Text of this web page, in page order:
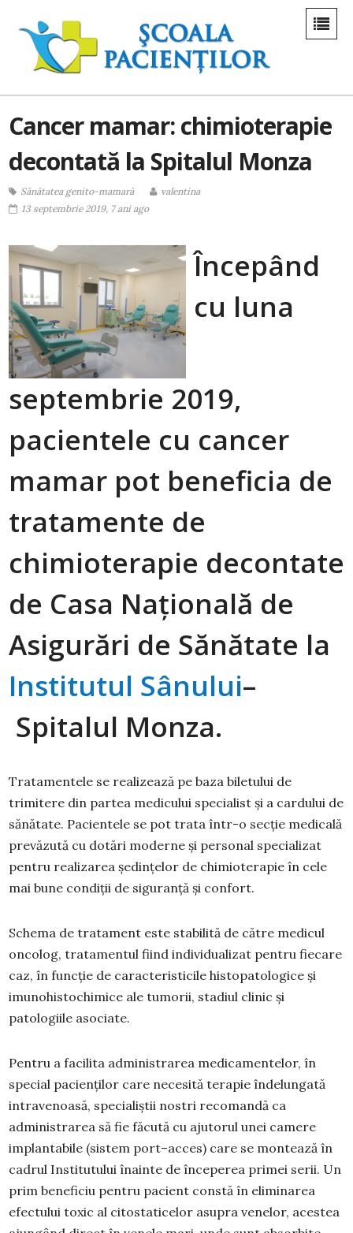
Cancer mamar: chimioterapie
decontată la Spitalul Monza
Sănătatea genito-mamară
valentina
13 septembrie 2019, 7 ani ago
Începând
cu luna
septembrie 2019,
pacientele cu cancer
mamar pot beneficia de
tratamente de
chimioterapie decontate
de Casa Națională de
Asigurări de Sănătate la
Institutul Sânului–
Spitalul Monza.
Tratamentele se realizează pe baza biletului de
trimitere din partea medicului specialist și a cardului de
sănătate. Pacientele se pot trata într-o secție medicală
prevăzută cu dotări moderne și personal specializat
pentru realizarea ședințelor de chimioterapie în cele
mai bune condiții de siguranță și confort.
Schema de tratament este stabilită de către medicul
oncolog, tratamentul fiind individualizat pentru fiecare
caz, în funcție de caracteristicile histopatologice și
imunohistochimice ale tumorii, stadiul clinic și
patologiile asociate.
Pentru a facilita administrarea medicamentelor, în
special pacienților care necesită terapie îndelungată
intravenoasă, specialiștii nostri recomandă ca
administrarea să fie făcută cu ajutorul unei camere
implantabile (sistem port–acces) care se montează în
cadrul Institutului înainte de începerea primei serii. Un
prim beneficiu pentru pacient constă în eliminarea
efectului toxic al citostaticelor asupra venelor, acestea